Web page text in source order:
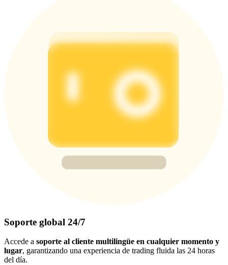
Soporte global 24/7
Accede a soporte al cliente multilingüe en cualquier momento y
lugar, garantizando una experiencia de trading fluida las 24 horas
del día.